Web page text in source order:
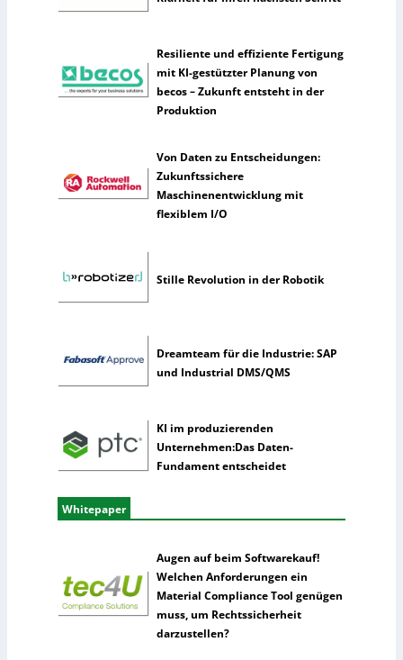
ü
t
l
I
n
l
z
Resiliente und effiziente Fertigung
mit KI-gestützter Planung von
becos – Zukunft entsteht in der
Produktion
Von Daten zu Entscheidungen:
Zukunftssichere
Maschinenentwicklung mit
flexiblem I/O
Stille Revolution in der Robotik
Dreamteam für die Industrie: SAP
und Industrial DMS/QMS
KI im produzierenden
Unternehmen:Das Daten-
Fundament entscheidet
Whitepaper
Augen auf beim Softwarekauf!
Welchen Anforderungen ein
Material Compliance Tool genügen
muss, um Rechtssicherheit
darzustellen?